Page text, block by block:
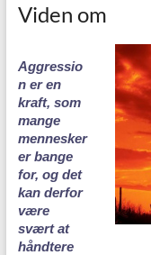
Viden om
Aggressio
n er en
kraft, som
mange
mennesker
er bange
for, og det
kan derfor
være
svært at
håndtere